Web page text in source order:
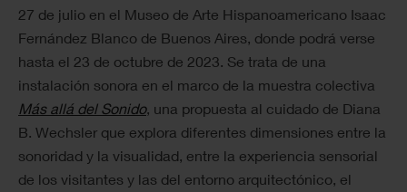
27 de julio en el Museo de Arte Hispanoamericano Isaac
Fernández Blanco de Buenos Aires, donde podrá verse
hasta el 23 de octubre de 2023. Se trata de una
instalación sonora en el marco de la muestra colectiva
Más allá del Sonido, una propuesta al cuidado de Diana
B. Wechsler que explora diferentes dimensiones entre la
sonoridad y la visualidad, entre la experiencia sensorial
de los visitantes y las del entorno arquitectónico, el